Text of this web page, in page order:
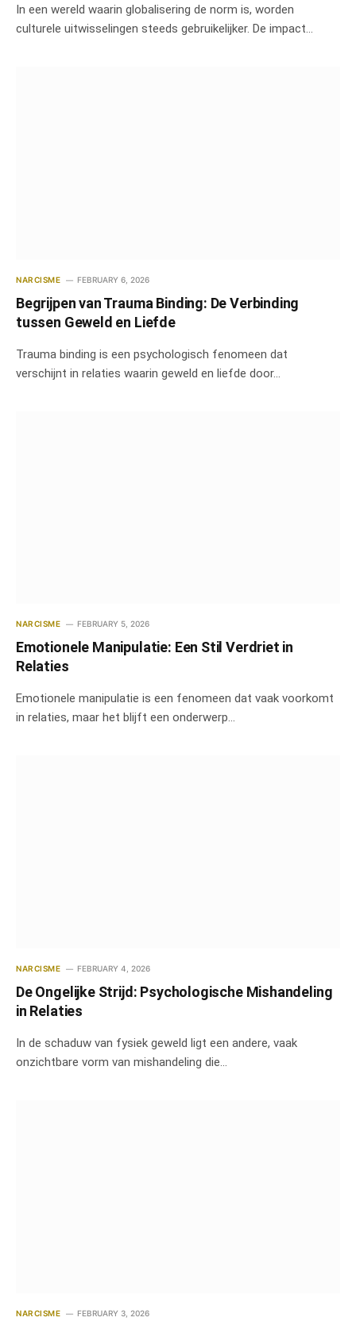
In een wereld waarin globalisering de norm is, worden
culturele uitwisselingen steeds gebruikelijker. De impact…
NARCISME FEBRUARY 6, 2026
Begrijpen van Trauma Binding: De Verbinding
tussen Geweld en Liefde
Trauma binding is een psychologisch fenomeen dat
verschijnt in relaties waarin geweld en liefde door…
NARCISME FEBRUARY 5, 2026
Emotionele Manipulatie: Een Stil Verdriet in
Relaties
Emotionele manipulatie is een fenomeen dat vaak voorkomt
in relaties, maar het blijft een onderwerp…
NARCISME FEBRUARY 4, 2026
De Ongelijke Strijd: Psychologische Mishandeling
in Relaties
In de schaduw van fysiek geweld ligt een andere, vaak
onzichtbare vorm van mishandeling die…
NARCISME FEBRUARY 3, 2026